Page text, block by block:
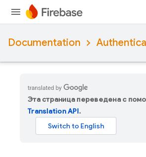
Documentation
Эта страница переведена с
Translation API.